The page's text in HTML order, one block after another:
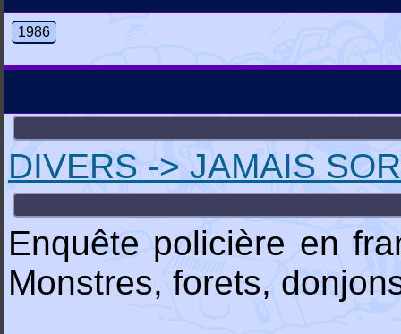
1986
DIVERS -> JAMAIS
Enquête policière en
Monstres, forets,